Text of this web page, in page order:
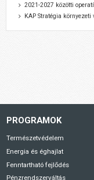
2021-2027 közötti
KAP Stratégia
PROGRAMOK
Természetvédelem
Energia és éghajlat
Fenntartható fejlődés
Pénzrendszerváltás